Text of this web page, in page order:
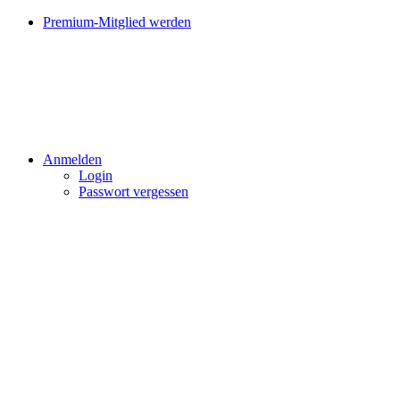
Premium-Mitglied werden
Anmelden
Login
Passwort vergessen